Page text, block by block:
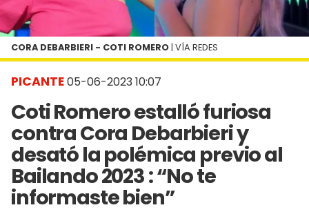
PICANTE05-06-2023 10:07
Coti Romero estalló furiosa
contra Cora Debarbieri y
desató la polémica previo al
Bailando 2023 : “No te
informaste bien”
CORA DEBARBIERI - COTI ROMERO | VÍA REDES